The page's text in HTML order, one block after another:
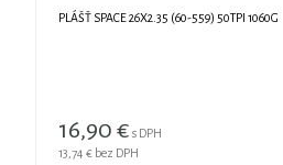
PLÁŠŤ SPACE 26X2.35 (60-559) 50TPI 1060G
16,90 € s DPH
13,74 € bez DPH